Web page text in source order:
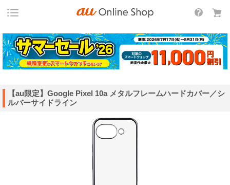
【au限定】Google Pixel 10a メタルフレームハードカバー／シ
ルバーサイドライン